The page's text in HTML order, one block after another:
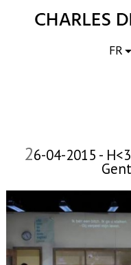
FR
26-04-2015 -